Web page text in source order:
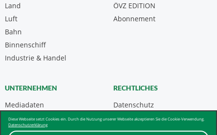
Diese Webseite setzt Cookies ein. Durch die Nutzung unserer Webseite akzeptieren Sie die Cookie-Verwendung.
Datenschutzerklärung
Land
Luft
Bahn
Binnenschiff
Industrie & Handel
Abonnement
ÖVZ EDITION
UNTERNEHMEN
Mediadaten
Kontakt
Über uns & AGB
RECHTLICHES
Datenschutz
Impressum